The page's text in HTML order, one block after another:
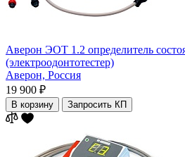
Аверон ЭОТ 1.2 определитель
(электроодонтотестер)
Аверон, Россия
19 900 ₽
В корзину Запросить КП